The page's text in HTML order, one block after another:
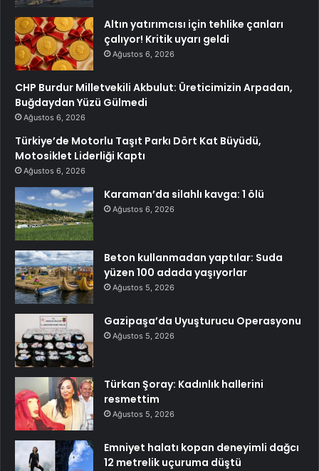
Altın yatırımcısı için tehlike çanları
çalıyor! Kritik uyarı geldi
Ağustos 6, 2026
CHP Burdur Milletvekili Akbulut: Üreticimizin Arpadan,
Buğdaydan Yüzü Gülmedi
Ağustos 6, 2026
Türkiye’de Motorlu Taşıt Parkı Dört Kat Büyüdü,
Motosiklet Liderliği Kaptı
Ağustos 6, 2026
Karaman’da silahlı kavga: 1 ölü
Ağustos 6, 2026
Beton kullanmadan yaptılar: Suda
yüzen 100 adada yaşıyorlar
Ağustos 5, 2026
Gazipaşa’da Uyuşturucu Operasyonu
Ağustos 5, 2026
Türkan Şoray: Kadınlık hallerini
resmettim
Ağustos 5, 2026
Emniyet halatı kopan deneyimli dağcı
12 metrelik uçuruma düştü